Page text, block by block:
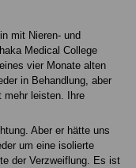
mit Nieren- und
Medical College
vier Monate alten
in Behandlung, aber
mehr leisten. Ihre
Aber er hätte uns
um eine isolierte
der Verzweiflung. Es ist